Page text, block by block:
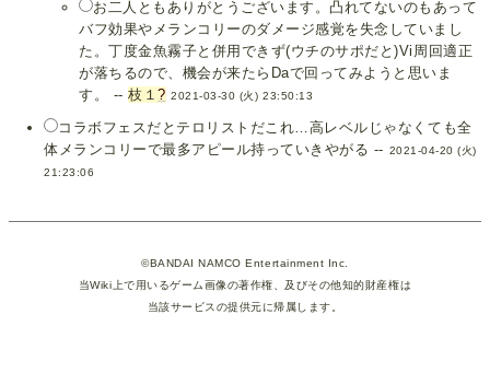
お二人ともありがとうございます。凸れてないのもあって
バフ効果やメランコリーのダメージ感覚を失念していまし
た。丁度金魚霧子と併用できず(ウチのサポだと)Vi周回適正
が落ちるので、機会が来たらDaで回ってみようと思いま
す。 --枝１? 2021-03-30 (火) 23:50:13
コラボフェスだとテロリストだこれ…高レベルじゃなくても全
体メランコリーで最多アピール持っていきやがる -- 2021-04-20 (火)
21:23:06
©BANDAI NAMCO Entertainment Inc.
当Wiki上で用いるゲーム画像の著作権、及びその他知的財産権は
当該サービスの提供元に帰属します。